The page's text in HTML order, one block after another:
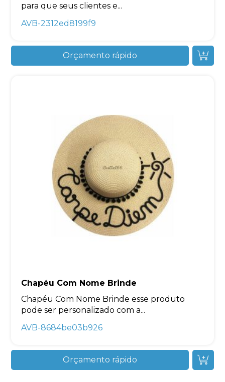
para que seus clientes e...
AVB-2312ed8199f9
Orçamento rápido
Chapéu Com Nome Brinde
Chapéu Com Nome Brinde esse produto
pode ser personalizado com a...
AVB-8684be03b926
Orçamento rápido